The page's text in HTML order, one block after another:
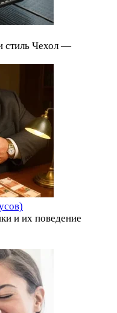
стиль Чехол —
и их поведение